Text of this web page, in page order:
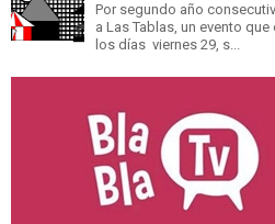
Por segundo año
a Las Tablas, un evento
los días viernes 29, s...